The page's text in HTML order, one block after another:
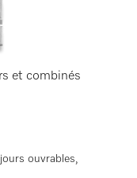
et combinés
ouvrables,